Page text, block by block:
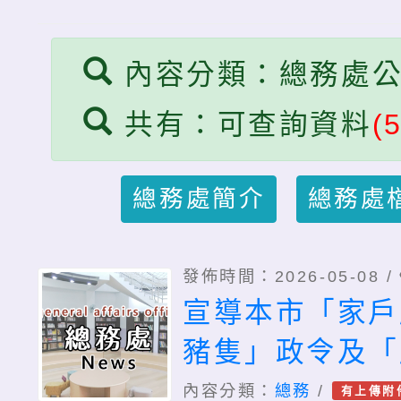
內容分類：總務處
共有：可查詢資料
總務處簡介 總務處
發佈時間：2026-05-08 /
宣導本市「家
豬隻」政令及
收」政策
內容分類： 總務 / 有上傳附